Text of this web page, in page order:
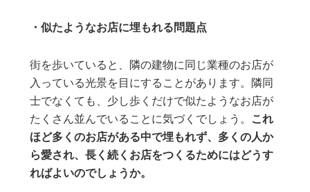
・似たようなお店に埋もれる問題点
街を歩いていると、隣の建物に同じ業種のお店が
入っている光景を目にすることがあります。隣同
士でなくても、少し歩くだけで似たようなお店が
たくさん並んでいることに気づくでしょう。 これ
ほど多くのお店がある中で埋もれず、多くの人か
ら愛され、長く続くお店をつくるためにはどうす
ればよいのでしょうか。